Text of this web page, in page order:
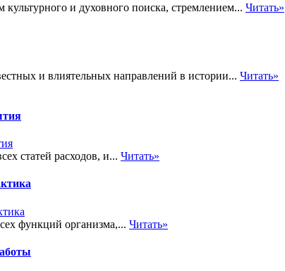
и духовного поиска, стремлением... Читать»
и влиятельных направлений в истории... Читать»
статей расходов, и... Читать»
функций организма,... Читать»